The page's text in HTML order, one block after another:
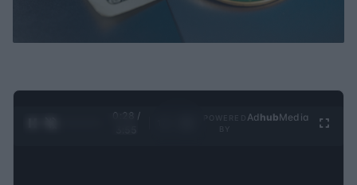
0:29 /
Ad hubMedia